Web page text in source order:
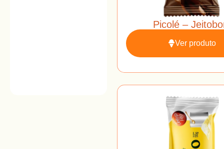
Picolé –
Ver produto